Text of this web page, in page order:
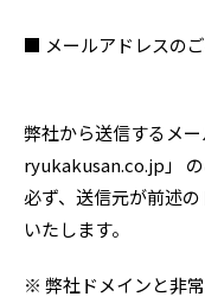
■ メールアドレスの
弊社から送信するメ
ryukakusan.co.jp」 の
必ず、送信元が前述
いたします。
※ 弊社ドメインと非